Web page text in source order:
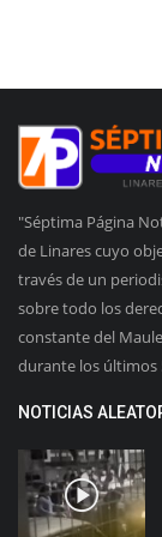
"Séptima Página
de Linares cuyo
través de un
sobre todo los
constante del
durante los últimos
NOTICIAS